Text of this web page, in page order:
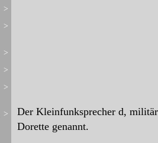
>
>
>
>
>
>
Der Kleinfunksprecher d,
Dorette genannt.